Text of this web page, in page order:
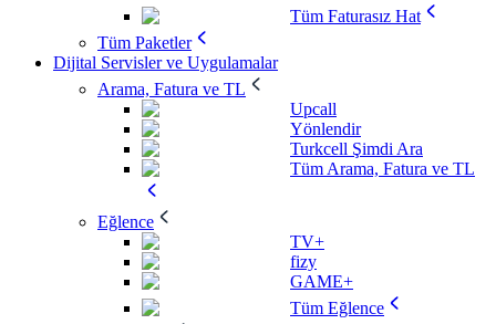
Tüm Faturasız Hat
Tüm Paketler
Dijital Servisler ve Uygulamalar
Arama, Fatura ve TL
Upcall
Yönlendir
Turkcell Şimdi Ara
Tüm Arama, Fatura ve TL
Eğlence
TV+
fizy
GAME+
Tüm Eğlence